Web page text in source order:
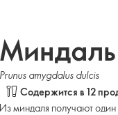
Миндаль
Prunus amygdalus dulcis
Содержится в 12
Из миндаля получают